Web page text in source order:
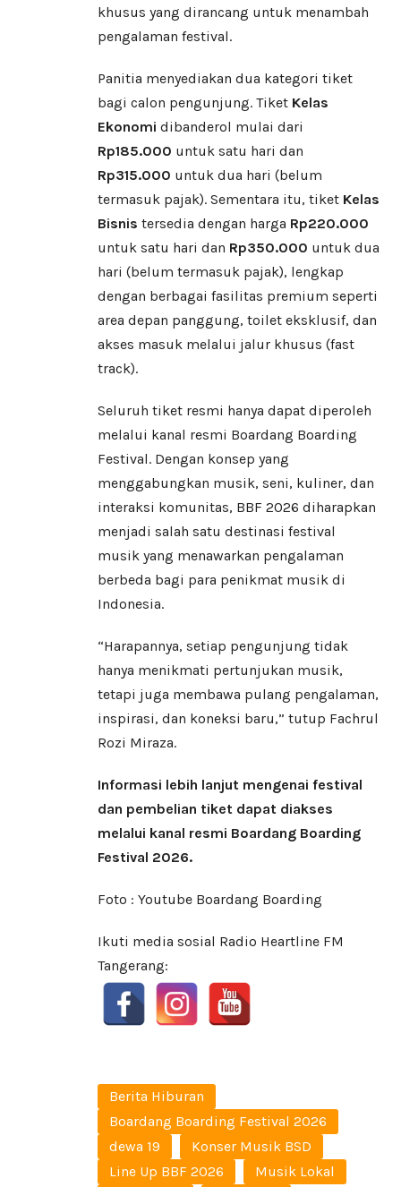
khusus yang dirancang untuk menambah
pengalaman festival.
Panitia menyediakan dua kategori tiket
bagi calon pengunjung. Tiket Kelas
Ekonomi dibanderol mulai dari
Rp185.000 untuk satu hari dan
Rp315.000 untuk dua hari (belum
termasuk pajak). Sementara itu, tiket Kelas
Bisnis tersedia dengan harga Rp220.000
untuk satu hari dan Rp350.000 untuk dua
hari (belum termasuk pajak), lengkap
dengan berbagai fasilitas premium seperti
area depan panggung, toilet eksklusif, dan
akses masuk melalui jalur khusus (fast
track).
Seluruh tiket resmi hanya dapat diperoleh
melalui kanal resmi Boardang Boarding
Festival. Dengan konsep yang
menggabungkan musik, seni, kuliner, dan
interaksi komunitas, BBF 2026 diharapkan
menjadi salah satu destinasi festival
musik yang menawarkan pengalaman
berbeda bagi para penikmat musik di
Indonesia.
“Harapannya, setiap pengunjung tidak
hanya menikmati pertunjukan musik,
tetapi juga membawa pulang pengalaman,
inspirasi, dan koneksi baru,” tutup Fachrul
Rozi Miraza.
Informasi lebih lanjut mengenai festival
dan pembelian tiket dapat diakses
melalui kanal resmi Boardang Boarding
Festival 2026.
Foto : Youtube Boardang Boarding
Ikuti media sosial Radio Heartline FM
Tangerang:
Berita Hiburan
Boardang Boarding Festival 2026
dewa 19
Konser Musik BSD
Line Up BBF 2026
Musik Lokal